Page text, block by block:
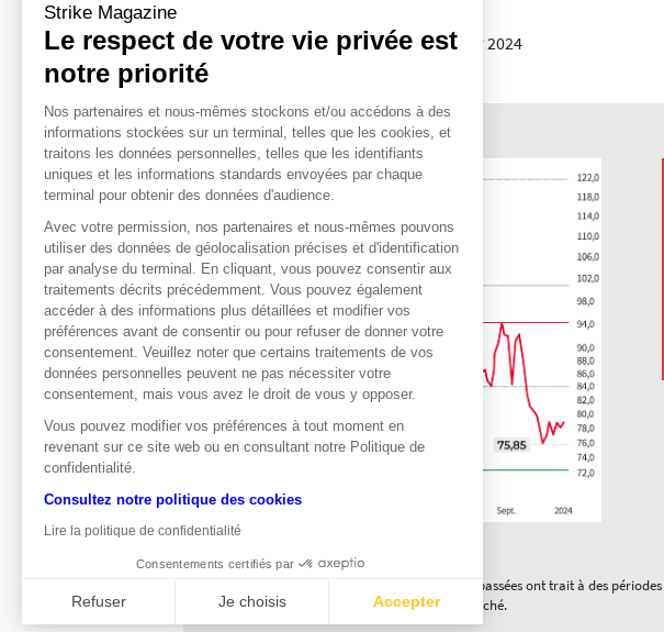
Source : zonebourse.com, 19 janvier 2024
Source : zonebourse
Les données relatives aux performances passées ont trait à des
ce qui est des données historiques de marché.
Strike Magazine
Le respect de votre vie privée est
notre priorité
Nos partenaires et nous-mêmes stockons et/ou accédons à des
informations stockées sur un terminal, telles que les cookies, et
traitons les données personnelles, telles que les identifiants
uniques et les informations standards envoyées par chaque
terminal pour obtenir des données d'audience.
Avec votre permission, nos partenaires et nous-mêmes pouvons
utiliser des données de géolocalisation précises et d'identification
par analyse du terminal. En cliquant, vous pouvez consentir aux
traitements décrits précédemment. Vous pouvez également
accéder à des informations plus détaillées et modifier vos
préférences avant de consentir ou pour refuser de donner votre
consentement. Veuillez noter que certains traitements de vos
données personnelles peuvent ne pas nécessiter votre
consentement, mais vous avez le droit de vous y opposer.
Vous pouvez modifier vos préférences à tout moment en
revenant sur ce site web ou en consultant notre Politique de
confidentialité.
Consultez notre politique des cookies
Lire la politique de confidentialité
Consentements certifiés par
Refuser Je choisis Accepter